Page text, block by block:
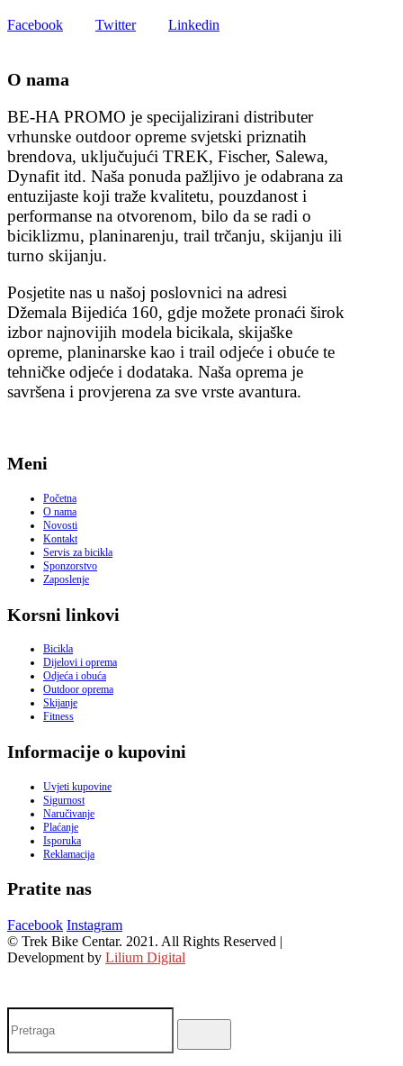
Facebook Twitter Linkedin
O nama
BE-HA PROMO je specijalizirani distributer
vrhunske outdoor opreme svjetski priznatih
brendova, uključujući TREK, Fischer, Salewa,
Dynafit itd. Naša ponuda pažljivo je odabrana za
entuzijaste koji traže kvalitetu, pouzdanost i
performanse na otvorenom, bilo da se radi o
biciklizmu, planinarenju, trail trčanju, skijanju ili
turno skijanju.
Posjetite nas u našoj poslovnici na adresi
Džemala Bijedića 160, gdje možete pronaći širok
izbor najnovijih modela bicikala, skijaške
opreme, planinarske kao i trail odjeće i obuće te
tehničke odjeće i dodataka. Naša oprema je
savršena i provjerena za sve vrste avantura.
Meni
Početna
O nama
Novosti
Kontakt
Servis za bicikla
Sponzorstvo
Zaposlenje
Korsni linkovi
Bicikla
Dijelovi i oprema
Odjeća i obuća
Outdoor oprema
Skijanje
Fitness
Informacije o kupovini
Uvjeti kupovine
Sigurnost
Naručivanje
Plaćanje
Isporuka
Reklamacija
Pratite nas
Facebook Instagram
© Trek Bike Centar. 2021. All Rights Reserved |
Development by Lilium Digital